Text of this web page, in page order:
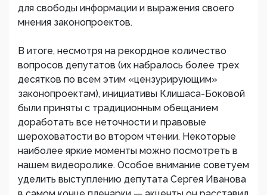
для свободы информации и выражения своего
мнения законопроектов.
В итоге, несмотря на рекордное количество
вопросов депутатов (их набралось более трех
десятков по всем этим «цензурирующим»
законопроектам), инициативы Клишаса-Боковой
были приняты с традиционным обещанием
доработать все неточности и правовые
шероховатости во втором чтении. Некоторые
наиболее яркие моменты можно посмотреть в
нашем видеоролике. Особое внимание советуем
уделить выступлению депутата Сергея Иванова